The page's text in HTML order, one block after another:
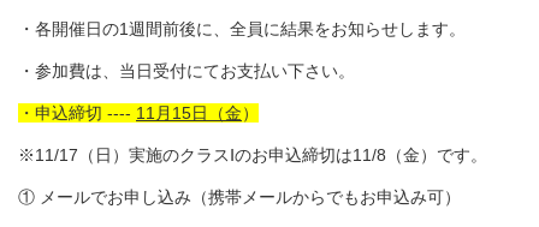
・各開催日の1週間前後に、全員に結果をお知らせします。
・参加費は、当日受付にてお支払い下さい。
・申込締切 ---- 11月15日（金）
※11/17（日）実施のクラスⅠのお申込締切は11/8（金）です。
① メールでお申し込み（携帯メールからでもお申込み可）